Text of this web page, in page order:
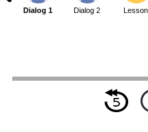
Dialog 1 Dialog 2 Lesson